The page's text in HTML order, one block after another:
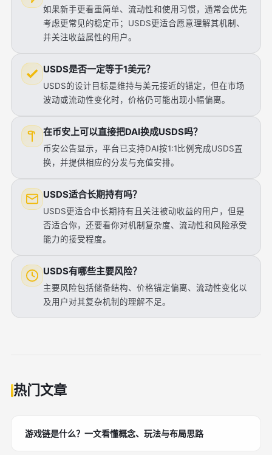
如果新手更看重简单、流动性和使用习惯，通常会优先
考虑更常见的稳定币；USDS更适合愿意理解其机制、
并关注收益属性的用户。
USDS是否一定等于1美元？
USDS的设计目标是维持与美元接近的锚定，但在市场
波动或流动性变化时，价格仍可能出现小幅偏离。
在币安上可以直接把DAI换成USDS吗？
币安公告显示，平台已支持DAI按1:1比例完成USDS置
换，并提供相应的分发与充值安排。
USDS适合长期持有吗？
USDS更适合中长期持有且关注被动收益的用户，但是
否适合你，还要看你对机制复杂度、流动性和风险承受
能力的接受程度。
USDS有哪些主要风险？
主要风险包括储备结构、价格锚定偏离、流动性变化以
及用户对其复杂机制的理解不足。
热门文章
游戏链是什么？一文看懂概念、玩法与布局思路